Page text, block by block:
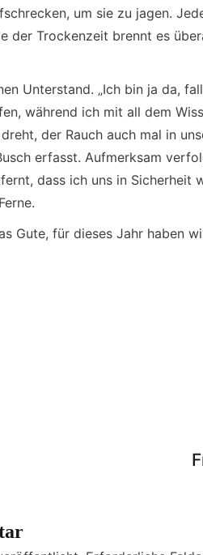
um sie zu jagen.
der Trockenzeit brennt es
Unterstand. „Ich bin ja da,
während ich mit all dem
der Rauch auch mal in
erfasst. Aufmerksam
dass ich uns in Sicherheit
Gute, für dieses Jahr haben